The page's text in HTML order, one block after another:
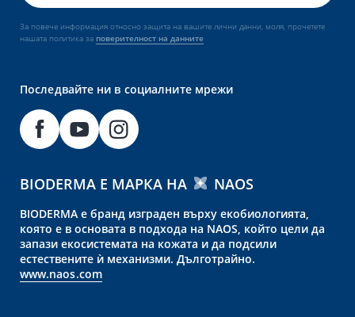
За повече информация относно защита на вашите лични данни, моля, прочетете
нашата политика за поверителност на данните
Последвайте ни в социалните мрежи
BIODERMA Е МАРКА НА NAOS
BIODERMA е бранд изграден върху екобиологията,
която е в основата в подхода на NAOS, който цели да
запази екосистемата на кожата и да подсили
естествените ѝ механизми. Дълготрайно.
www.naos.com